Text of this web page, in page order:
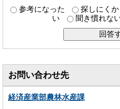
参考になった 探しにくか
い
聞き慣れな
お問い合わせ先
経済産業部農林水産課